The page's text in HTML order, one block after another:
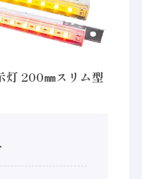
灯 200㎜スリム型